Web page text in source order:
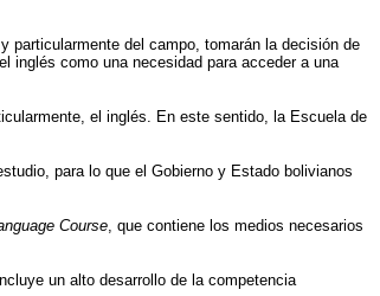
particularmente del campo, tomarán la decisión de
inglés como una necesidad para acceder a una
el inglés. En este sentido, la Escuela de
para lo que el Gobierno y Estado bolivianos
Course , que contiene los medios necesarios
un alto desarrollo de la competencia